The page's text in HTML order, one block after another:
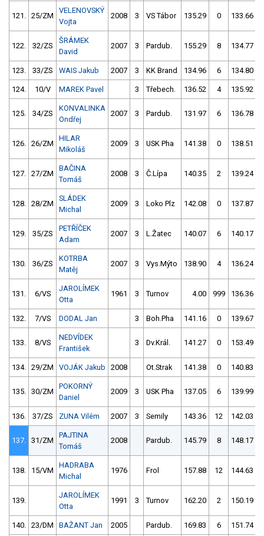
121. 25/ZM
VELENOVSKÝ
Vojta
2008 3 VS Tábor 135.29 0 133.66
122. 32/ZS
ŠRÁMEK
David
2007 3 Pardub. 155.29 8 134.77
123. 33/ZS WAIS Jakub 2007 3 KK Brand 134.96 6 134.80
124. 10/V MAREK Pavel 3 Třebech. 136.52 4 135.92
125. 34/ZS
KONVALINKA
Ondřej
2007 3 Pardub. 131.97 6 136.78
126. 26/ZM
HILAR
Mikoláš
2009 3 USK Pha 141.38 0 138.51
127. 27/ZM
BAČINA
Tomáš
2008 3 Č.Lípa 140.35 2 139.24
128. 28/ZM
SLÁDEK
Michal
2009 3 Loko Plz 142.08 0 137.87
129. 35/ZS
PETŘÍČEK
Adam
2007 3 L.Žatec 140.07 6 140.17
130. 36/ZS
KOTRBA
Matěj
2007 3 Vys.Mýto 138.90 4 136.24
131. 6/VS
JAROLÍMEK
Otta
1961 3 Turnov 4.00 999 136.36
132. 7/VS DODAL Jan 3 Boh.Pha 141.16 0 139.67
133. 8/VS
NEDVÍDEK
František
3 Dv.Král. 141.27 0 153.49
134. 29/ZM VOJÁK Jakub 2008 Ot.Strak 141.38 0 140.83
135. 30/ZM
POKORNÝ
Daniel
2009 3 USK Pha 137.05 6 139.99
136. 37/ZS ZUNA Vilém 2007 3 Semily 143.36 12 142.03
137. 31/ZM
PAJTINA
Tomáš
2008 Pardub. 145.79 8 148.17
138. 15/VM
HADRABA
Michal
1976 Frol 157.88 12 144.63
139.
JAROLÍMEK
Otta
1991 3 Turnov 162.20 2 150.19
140. 23/DM BAŽANT Jan 2005 Pardub. 169.83 6 151.74